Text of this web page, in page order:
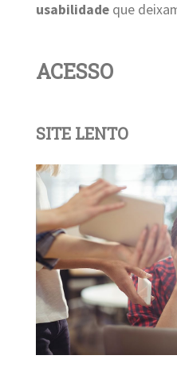
usabilidadeque
ACESSO
SITE LENTO